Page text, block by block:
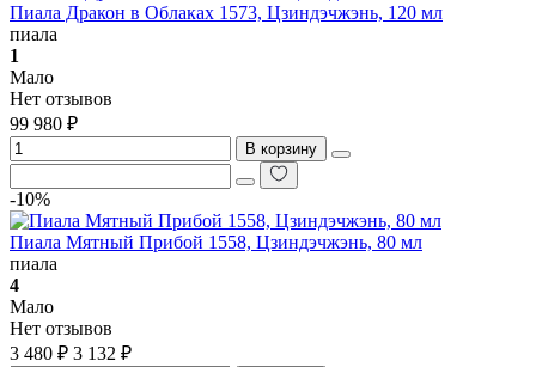
Пиала Дракон в Облаках 1573, Цзиндэчжэнь, 120 мл
пиала
1
Мало
Нет отзывов
99 980 ₽
В корзину
-10%
Пиала Мятный Прибой 1558, Цзиндэчжэнь, 80 мл
пиала
4
Мало
Нет отзывов
3 480 ₽ 3 132 ₽